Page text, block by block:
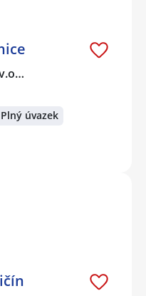
Plný úvazek